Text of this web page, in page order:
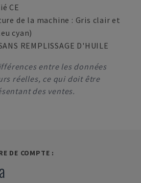
CE
de la machine : Gris clair et
cyan)
REMPLISSAGE D'HUILE
entre les données
réelles, ce qui doit être
des ventes.
DE COMPTE :